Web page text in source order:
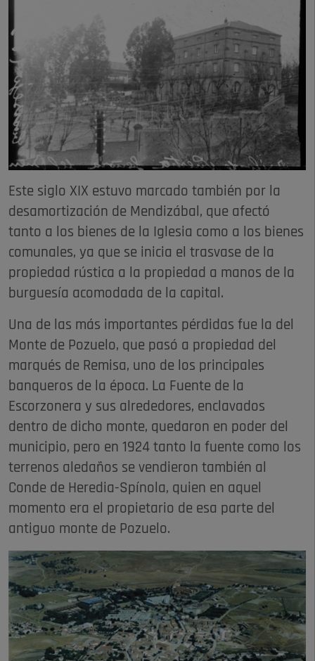
Este siglo XIX estuvo marcado también por la
desamortización de Mendizábal, que afectó
tanto a los bienes de la Iglesia como a los bienes
comunales, ya que se inicia el trasvase de la
propiedad rústica a la propiedad a manos de la
burguesía acomodada de la capital.
Una de las más importantes pérdidas fue la del
Monte de Pozuelo, que pasó a propiedad del
marqués de Remisa, uno de los principales
banqueros de la época. La Fuente de la
Escorzonera y sus alrededores, enclavados
dentro de dicho monte, quedaron en poder del
municipio, pero en 1924 tanto la fuente como los
terrenos aledaños se vendieron también al
Conde de Heredia-Spínola, quien en aquel
momento era el propietario de esa parte del
antiguo monte de Pozuelo.